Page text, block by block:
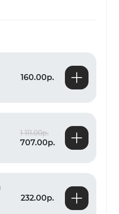
160.00р.
1 111.00р.
707.00р.
232.00р.